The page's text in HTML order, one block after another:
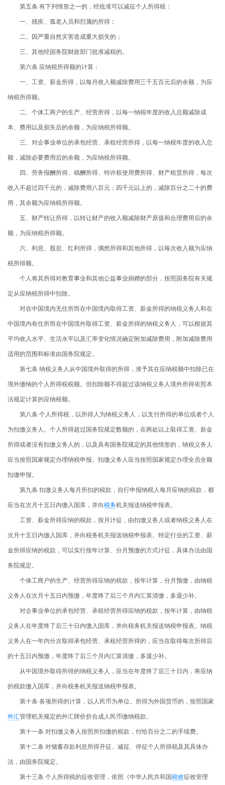
第五条 有下列情形之一的，经批准可以减征个人所得税：
一、残疾、孤老人员和烈属的所得；
二、因严重自然灾害造成重大损失的；
三、其他经国务院财政部门批准减税的。
第六条 应纳税所得额的计算：
一、工资、薪金所得，以每月收入额减除费用三千五百元后的余额，为应
纳税所得额。
二、个体工商户的生产、经营所得，以每一纳税年度的收入总额减除成
本、费用以及损失后的余额，为应纳税所得额。
三、对企事业单位的承包经营、承租经营所得，以每一纳税年度的收入总
额，减除必要费用后的余额，为应纳税所得额。
四、劳务报酬所得、稿酬所得、特许权使用费所得、财产租赁所得，每次
收入不超过四千元的，减除费用八百元；四千元以上的，减除百分之二十的费
用，其余额为应纳税所得额。
五、财产转让所得，以转让财产的收入额减除财产原值和合理费用后的余
额，为应纳税所得额。
六、利息、股息、红利所得，偶然所得和其他所得，以每次收入额为应纳
税所得额。
个人将其所得对教育事业和其他公益事业捐赠的部分，按照国务院有关规
定从应纳税所得中扣除。
对在中国境内无住所而在中国境内取得工资、薪金所得的纳税义务人和在
中国境内有住所而在中国境外取得工资、薪金所得的纳税义务人，可以根据其
平均收入水平、生活水平以及汇率变化情况确定附加减除费用，附加减除费用
适用的范围和标准由国务院规定。
第七条 纳税义务人从中国境外取得的所得，准予其在应纳税额中扣除已在
境外缴纳的个人所得税税额。但扣除额不得超过该纳税义务人境外所得依照本
法规定计算的应纳税额。
第八条 个人所得税，以所得人为纳税义务人，以支付所得的单位或者个人
为扣缴义务人。个人所得超过国务院规定数额的，在两处以上取得工资、薪金
所得或者没有扣缴义务人的，以及具有国务院规定的其他情形的，纳税义务人
应当按照国家规定办理纳税申报。扣缴义务人应当按照国家规定办理全员全额
扣缴申报。
第九条 扣缴义务人每月所扣的税款，自行申报纳税人每月应纳的税款，都
应当在次月十五日内缴入国库，并向税务机关报送纳税申报表。
工资、薪金所得应纳的税款，按月计征，由扣缴义务人或者纳税义务人在
次月十五日内缴入国库，并向税务机关报送纳税申报表。特定行业的工资、薪
金所得应纳的税款，可以实行按年计算、分月预缴的方式计征，具体办法由国
务院规定。
个体工商户的生产、经营所得应纳的税款，按年计算，分月预缴，由纳税
义务人在次月十五日内预缴，年度终了后三个月内汇算清缴，多退少补。
对企事业单位的承包经营、承租经营所得应纳的税款，按年计算，由纳税
义务人在年度终了后三十日内缴入国库，并向税务机关报送纳税申报表。纳税
义务人在一年内分次取得承包经营、承租经营所得的，应当在取得每次所得后
的十五日内预缴，年度终了后三个月内汇算清缴，多退少补。
从中国境外取得所得的纳税义务人，应当在年度终了后三十日内，将应纳
的税款缴入国库，并向税务机关报送纳税申报表。
第十条 各项所得的计算，以人民币为单位。所得为外国货币的，按照国家
外汇管理机关规定的外汇牌价折合成人民币缴纳税款。
第十一条 对扣缴义务人按照所扣缴的税款，付给百分之二的手续费。
第十二条 对储蓄存款利息所得开征、减征、停征个人所得税及其具体办
法，由国务院规定。
第十三条 个人所得税的征收管理，依照《中华人民共和国税收征收管理